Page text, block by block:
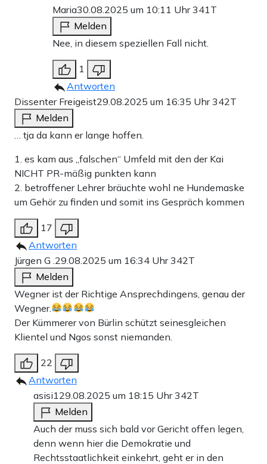
Maria30.08.2025 um 10:11 Uhr341T
Melden
Nee, in diesem speziellen Fall nicht.
1
Antworten
Dissenter Freigeist29.08.2025 um 16:35 Uhr342T
Melden
… tja da kann er lange hoffen.
1. es kam aus „falschen“ Umfeld mit den der Kai
NICHT PR-mäßig punkten kann
2. betroffener Lehrer bräuchte wohl ne Hundemaske
um Gehör zu finden und somit ins Gespräch kommen
17
Antworten
Jürgen G . 29.08.2025 um 16:34 Uhr342T
Melden
Wegner ist der Richtige Ansprechdingens, genau der
Wegner.
Der Kümmerer von Bürlin schützt seinesgleichen
Klientel und Ngos sonst niemanden.
22
Antworten
asisi129.08.2025 um 18:15 Uhr342T
Melden
Auch der muss sich bald vor Gericht offen legen,
denn wenn hier die Demokratie und
Rechtsstaatlichkeit einkehrt, geht er in den